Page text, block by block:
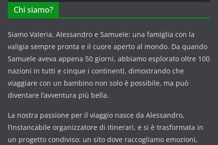
Chi siamo?
Siamo Valeria, Alessandro e Samuele: una famiglia con la
valigia sempre pronta e il cuore aperto al mondo. Da quando
Samuele aveva appena 50 giorni, abbiamo esplorato oltre 100
nazioni in tutti e cinque i continenti, dimostrando che
viaggiare con un bambino non solo è possibile, ma può
diventare l’avventura più bella.
La nostra passione per il viaggio nasce da Alessandro,
l’instancabile organizzatore di itinerari, e si è trasformata in
un progetto condiviso: un sito dove raccogliamo emozioni,